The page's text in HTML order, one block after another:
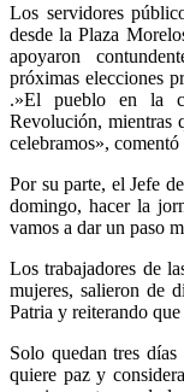
Los servidores
desde la Plaza
apoyaron
próximas elecciones
.»El pueblo en la
Revolución, mientras
celebramos»,
Por su parte, el Jefe
domingo, hacer la
vamos a dar un paso
Los trabajadores de
mujeres, salieron de
Patria y reiterando
Solo quedan tres
quiere paz y